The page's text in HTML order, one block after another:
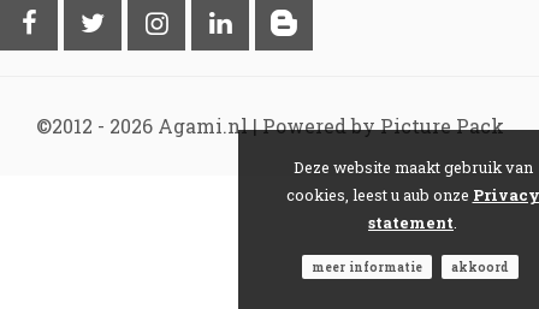
©2012 - 2026 Agami.nl|Powered by Picture Pack
Deze website maakt gebruik van
cookies, leest u aub onze Privacy
statement
meer informatie akkoord